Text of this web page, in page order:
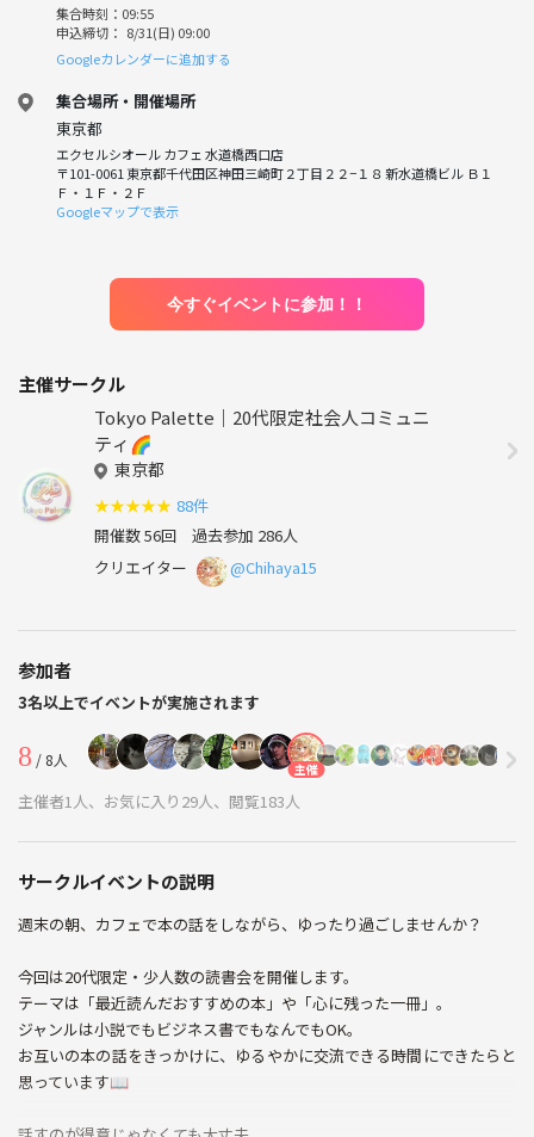
集合時刻：09:55
申込締切： 8/31(日) 09:00
Googleカレンダーに追加する
集合場所・開催場所
東京都
エクセルシオール カフェ 水道橋西口店
〒101-0061 東京都千代田区神田三崎町２丁目２２−１８ 新水道橋ビル Ｂ１
Ｆ・１Ｆ・２Ｆ
Googleマップで表示
今すぐイベントに参加！！
主催サークル
Tokyo Palette｜20代限定社会人コミュニ
ティ🌈
東京都
★★★★★ 88件
開催数 56回 過去参加 286人
クリエイター
@Chihaya15
参加者
3名以上でイベントが実施されます
8 / 8人 主催
主催者1人、お気に入り29人、閲覧183人
サークルイベントの説明
週末の朝、カフェで本の話をしながら、ゆったり過ごしませんか？
今回は20代限定・少人数の読書会を開催します。
テーマは「最近読んだおすすめの本」や「心に残った一冊」。
ジャンルは小説でもビジネス書でもなんでもOK。
お互いの本の話をきっかけに、ゆるやかに交流できる時間にできたらと
思っています📖